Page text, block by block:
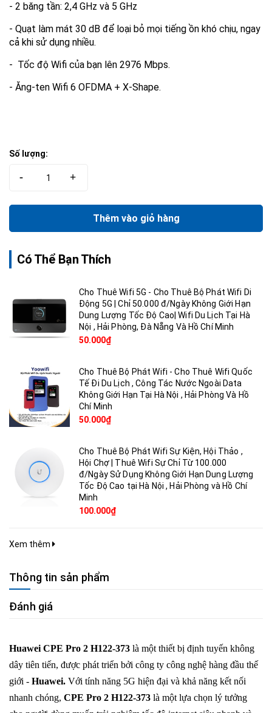
- 2 băng tần: 2,4 GHz và 5 GHz
- Quạt làm mát 30 dB để loại bỏ mọi tiếng ồn khó chịu, ngay
cả khi sử dụng nhiều.
- Tốc độ Wifi của bạn lên 2976 Mbps.
- Ăng-ten Wifi 6 OFDMA + X-Shape.
Số lượng:
- +
Thêm vào giỏ hàng
Có Thể Bạn Thích
Cho Thuê Wifi 5G - Cho Thuê Bộ Phát Wifi Di
Động 5G | Chỉ 50.000 đ/Ngày Không Giới Hạn
Dung Lượng Tốc Độ Cao| Wifi Du Lịch Tại Hà
Nội , Hải Phòng, Đà Nẵng Và Hồ Chí Minh
50.000₫
Cho Thuê Bộ Phát Wifi - Cho Thuê Wifi Quốc
Tế Đi Du Lịch , Công Tác Nước Ngoài Data
Không Giới Hạn Tại Hà Nội , Hải Phòng Và Hồ
Chí Minh
50.000₫
Cho Thuê Bộ Phát Wifi Sự Kiện, Hội Thảo ,
Hội Chợ | Thuê Wifi Sự Chỉ Từ 100.000
đ/Ngày Sử Dụng Không Giới Hạn Dung Lượng
Tốc Độ Cao tại Hà Nội , Hải Phòng và Hồ Chí
Minh
100.000₫
Xem thêm
Thông tin sản phẩm
Đánh giá
Huawei CPE Pro 2 H122-373 là một thiết bị định tuyến không
dây tiên tiến, được phát triển bởi công ty công nghệ hàng đầu thế
giới - Huawei. Với tính năng 5G hiện đại và khả năng kết nối
nhanh chóng, CPE Pro 2 H122-373 là một lựa chọn lý tưởng